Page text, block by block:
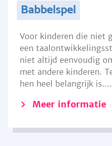
Babbelspel
Voor kinderen die niet
een
niet altijd eenvoudig
met andere kinderen.
hen heel belangrijk is....
Meer informatie